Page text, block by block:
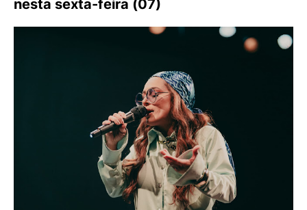
nesta sexta-feira (07)